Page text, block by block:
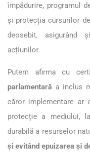
împădurire, programul
și protecția cursurilor
deosebit, asigurând
acțiunilor.
Putem afirma cu
parlamentară a inclus
căror implementare ar
protecție a mediului,
durabilă a resurselor
și evitând epuizarea şi